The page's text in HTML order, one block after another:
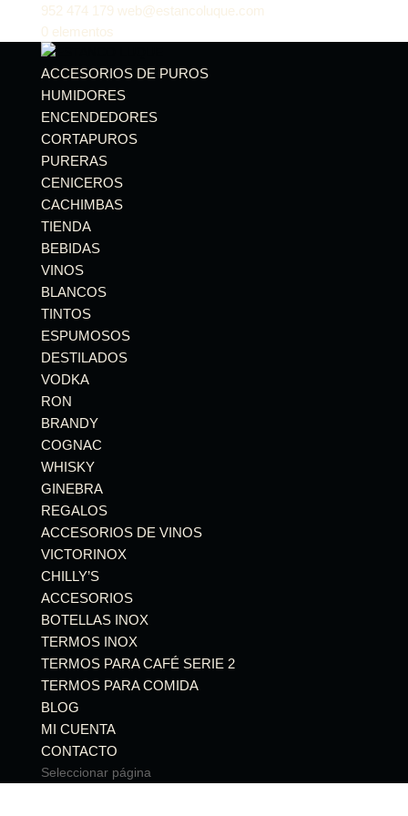
952 474 179 web@estancoluque.com
0 elementos
ACCESORIOS DE PUROS
HUMIDORES
ENCENDEDORES
CORTAPUROS
PURERAS
CENICEROS
CACHIMBAS
TIENDA
BEBIDAS
VINOS
BLANCOS
TINTOS
ESPUMOSOS
DESTILADOS
VODKA
RON
BRANDY
COGNAC
WHISKY
GINEBRA
REGALOS
ACCESORIOS DE VINOS
VICTORINOX
CHILLY’S
ACCESORIOS
BOTELLAS INOX
TERMOS INOX
TERMOS PARA CAFÉ SERIE 2
TERMOS PARA COMIDA
BLOG
MI CUENTA
CONTACTO
Seleccionar página